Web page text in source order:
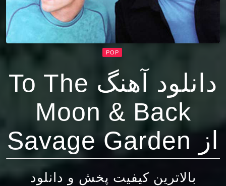
POP
دانلود آهنگ To The
Moon & Back
از Savage Garden
بالاترین کیفیت پخش و دانلود